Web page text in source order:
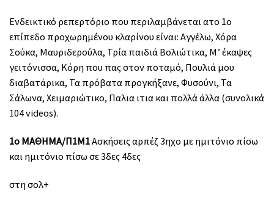
Ενδεικτικό ρεπερτόριο που περιλαμβάνεται ατο 1ο
επίπεδο προχωρημένου κλαρίνου είναι: Αγγέλω, Χόρα
Σούκα, Μαυριδερούλα, Τρία παιδιά Βολιώτικα, Μ’ έκαψες
γειτόνισσα, Κόρη που πας στον ποταμό, Πουλιά μου
διαβατάρικα, Τα πρόβατα προγκήξανε, Φυσούνι, Τα
Σάλωνα, Χειμαριώτικο, Παλια ιτια και πολλά άλλα (συνολικά
104 videos).
1ο ΜΑΘΗΜΑ/Π1Μ1Ασκήσεις αρπέζ 3ηχο με ημιτόνιο πίσω
και ημιτόνιο πίσω σε 3δες 4δες
στη σολ+